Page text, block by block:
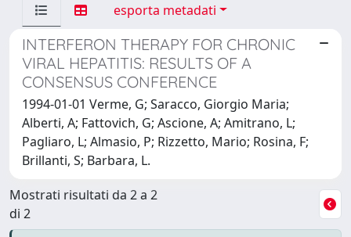
esporta metadati
INTERFERON THERAPY FOR CHRONIC
VIRAL HEPATITIS: RESULTS OF A
CONSENSUS CONFERENCE
1994-01-01 Verme, G; Saracco, Giorgio Maria;
Alberti, A; Fattovich, G; Ascione, A; Amitrano, L;
Pagliaro, L; Almasio, P; Rizzetto, Mario; Rosina, F;
Brillanti, S; Barbara, L.
Mostrati risultati da 2 a 2
di 2